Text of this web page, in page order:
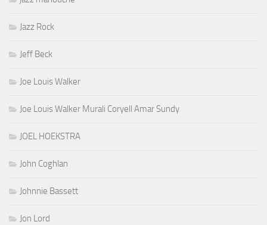
Jazz Rock
Jeff Beck
Joe Louis Walker
Joe Louis Walker Murali Coryell Amar Sundy
JOEL HOEKSTRA
John Coghlan
Johnnie Bassett
Jon Lord